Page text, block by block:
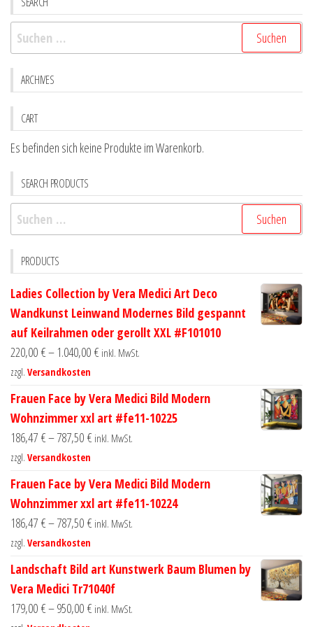
Optionen
auf
Produktseite
werden
auf
Suchen
nach:
ARCHIVES
CART
Es befinden sich keine Produkte im Warenkorb.
SEARCH PRODUCTS
Suchen
nach:
PRODUCTS
Ladies Collection by Vera Medici Art Deco
Wandkunst Leinwand Modernes Bild gespannt
auf Keilrahmen oder gerollt XXL #F101010
220,00 €– 1.040,00 € inkl. MwSt.
zzgl. Versandkosten
Frauen Face by Vera Medici Bild Modern
Wohnzimmer xxl art #fe11-10225
186,47 €–787,50 € inkl. MwSt.
zzgl. Versandkosten
Frauen Face by Vera Medici Bild Modern
Wohnzimmer xxl art #fe11-10224
186,47 €–787,50 € inkl. MwSt.
zzgl. Versandkosten
Landschaft Bild art Kunstwerk Baum Blumen by
Vera Medici Tr71040f
179,00 €–950,00 € inkl. MwSt.